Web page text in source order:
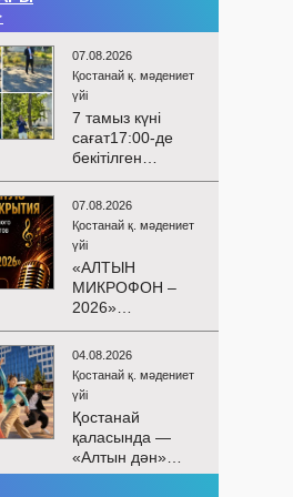
07.08.2026
Қостанай қ. мәдениет
үйі
7 тамыз күні
сағат17:00-де
бекітілген
жоспарға және
KPI
көрсеткіштерін
орындау аясында
«Таза Қазақстан»
экологиялық
акциясына
арналған көшпелі
концерт
Меңдіқара
ауданының
Красная Пресня
ауылында
өткізілді
07.08.2026
Қостанай қ. мәдениет
үйі
«АЛТЫН
МИКРОФОН –
2026»
БАЙҚАУЫНЫҢ
САЛТАНАТТЫ
АШЫЛУЫ
Сіздерді
вокалистердің
«Алтын
микрофон –
2026» XXII
04.08.2026
Қостанай қ. мәдениет
үйі
Қостанай
қаласында —
«Алтын дән»
балалар